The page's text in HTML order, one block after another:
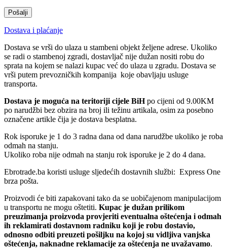
Dostava i plaćanje
Dostava se vrši do ulaza u stambeni objekt željene adrese. Ukoliko
se radi o stambenoj zgradi, dostavljač nije dužan nositi robu do
sprata na kojem se nalazi kupac već do ulaza u zgradu. Dostava se
vrši putem prevozničkih kompanija koje obavljaju usluge
transporta.
Dostava je moguća na teritoriji cijele BiHpo cijeni od 9.00KM
po narudžbi bez obzira na broj ili težinu artikala, osim za posebno
označene artikle čija je dostava besplatna.
Rok isporuke je 1 do 3 radna dana od dana narudžbe ukoliko je roba
odmah na stanju.
Ukoliko roba nije odmah na stanju rok isporuke je 2 do 4 dana.
Ebrotrade.ba koristi usluge sljedećih dostavnih službi: Express One
brza pošta.
Proizvodi će biti zapakovani tako da se uobičajenom manipulacijom
u transportu ne mogu oštetiti. Kupac je dužan prilikom
preuzimanja proizvoda provjeriti eventualna oštećenja i odmah
ih reklamirati dostavnom radniku koji je robu dostavio,
odnosno odbiti preuzeti pošiljku na kojoj su vidljiva vanjska
oštećenja, naknadne reklamacije za oštećenja ne uvažavamo.